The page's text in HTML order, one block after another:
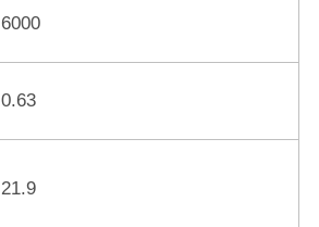
6000
0.63
21.9